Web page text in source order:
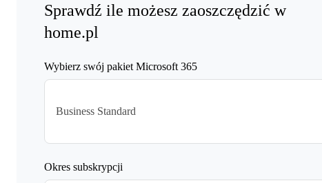
Sprawdź ile możesz zaoszczędzić w
home.pl
Wybierz swój pakiet Microsoft 365
Business Standard
Okres subskrypcji